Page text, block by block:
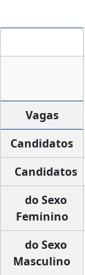
Vagas
Candidatos
Candidatos
do Sexo
Feminino
do Sexo
Masculino